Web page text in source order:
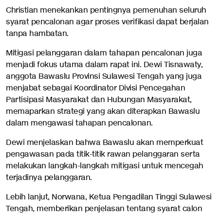
Christian menekankan pentingnya pemenuhan seluruh
syarat pencalonan agar proses verifikasi dapat berjalan
tanpa hambatan.
Mitigasi pelanggaran dalam tahapan pencalonan juga
menjadi fokus utama dalam rapat ini. Dewi Tisnawaty,
anggota Bawaslu Provinsi Sulawesi Tengah yang juga
menjabat sebagai Koordinator Divisi Pencegahan
Partisipasi Masyarakat dan Hubungan Masyarakat,
memaparkan strategi yang akan diterapkan Bawaslu
dalam mengawasi tahapan pencalonan.
Dewi menjelaskan bahwa Bawaslu akan memperkuat
pengawasan pada titik-titik rawan pelanggaran serta
melakukan langkah-langkah mitigasi untuk mencegah
terjadinya pelanggaran.
Lebih lanjut, Norwana, Ketua Pengadilan Tinggi Sulawesi
Tengah, memberikan penjelasan tentang syarat calon